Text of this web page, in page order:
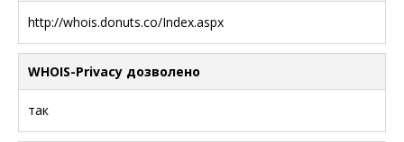
http://whois.donuts.co/Index.aspx
WHOIS-Privacy дозволено
так